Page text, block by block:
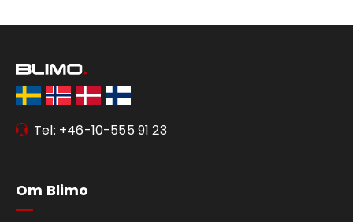
Tel: +46-10-555 91 23
Om Blimo